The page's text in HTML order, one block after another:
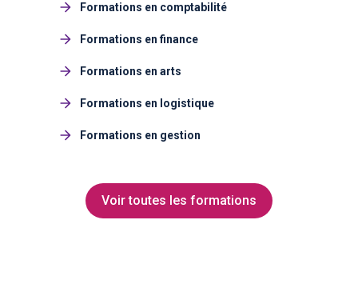
Formations en comptabilité
Formations en finance
Formations en arts
Formations en logistique
Formations en gestion
Voir toutes les formations